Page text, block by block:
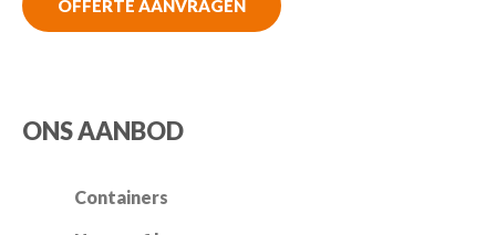
OFFERTE AANVRAGEN
ONS AANBOD
Containers